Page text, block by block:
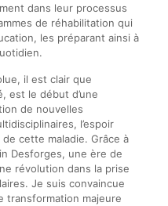
dans leur processus
de réhabilitation qui
les préparant ainsi à
il est clair que
est le début d’une
de nouvelles
l’espoir
cette maladie. Grâce à
Desforges, une ère de
révolution dans la prise
Je suis convaincue
transformation majeure